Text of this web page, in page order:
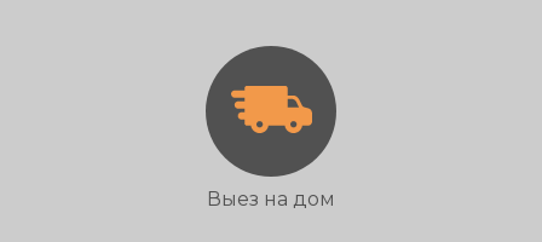
Выез на дом